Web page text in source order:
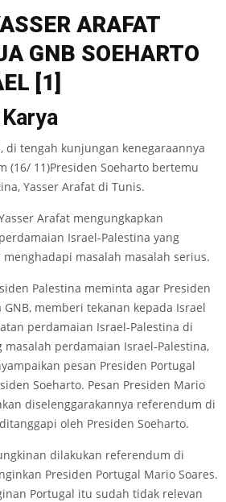
ASSER ARAFAT
A GNB SOEHARTO
EL [1]
di tengah kunjungan kenegaraannya
(16/ 11)Presiden Soeharto bertemu
Yasser Arafat di Tunis.
Arafat mengungkapkan
Israel-Palestina yang
masalah­ masalah serius.
Palestina meminta agar Presiden
memberi tekanan kepada Israel
perdamaian Israel-Palestina di
perdamaian Israel-Palestina,
pesan Presiden Portugal
Soeharto. Pesan Presiden Mario
diselenggarakannya referendum di
oleh Presiden Soeharto.
dilakukan referendum di
Presiden Portugal Mario Soares.
Portugal itu sudah tidak relevan